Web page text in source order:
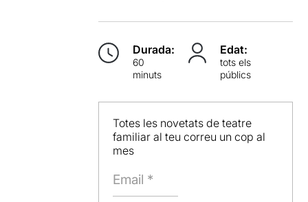
Durada:
60
minuts
Edat:
tots els
públics
Totes les novetats de teatre
familiar al teu correu un cop al
mes